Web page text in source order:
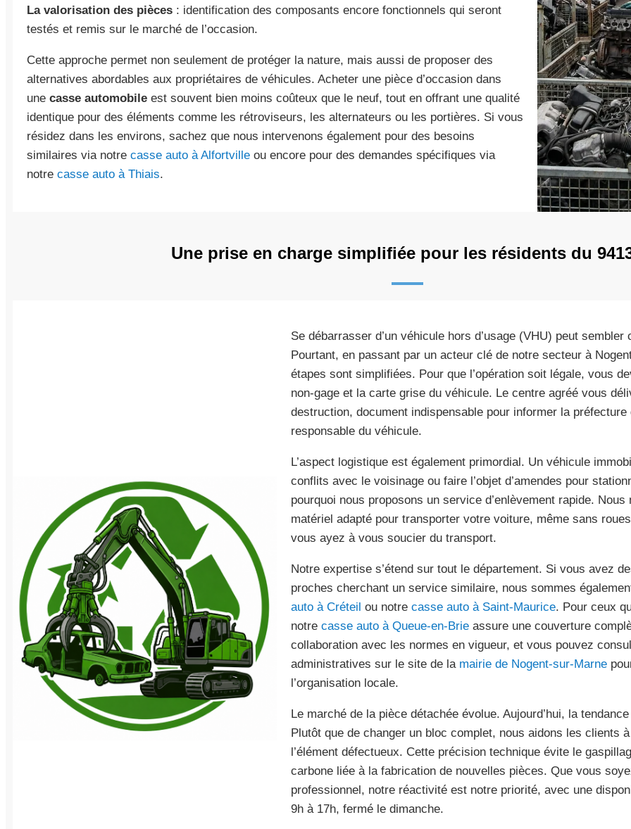
La valorisation des pièces : identification des composants encore fonctionnels qui seront
testés et remis sur le marché de l’occasion.
Cette approche permet non seulement de protéger la nature, mais aussi de proposer des
alternatives abordables aux propriétaires de véhicules. Acheter une pièce d’occasion dans
une casse automobile est souvent bien moins coûteux que le neuf, tout en offrant une qualité
identique pour des éléments comme les rétroviseurs, les alternateurs ou les portières. Si vous
résidez dans les environs, sachez que nous intervenons également pour des besoins
similaires via notre casse auto à Alfortville ou encore pour des demandes spécifiques via
notre casse auto à Thiais.
Une prise en charge simplifiée pour les résidents du
Se débarrasser d’un véhicule hors d’usage (VHU) peut
Pourtant, en passant par un acteur clé de notre secteur à
étapes sont simplifiées. Pour que l’opération soit légale, vous
non-gage et la carte grise du véhicule. Le centre agréé vous
destruction, document indispensable pour informer la préfecture
responsable du véhicule.
L’aspect logistique est également primordial. Un véhicule
conflits avec le voisinage ou faire l’objet d’amendes pour
pourquoi nous proposons un service d’enlèvement rapide.
matériel adapté pour transporter votre voiture, même sans
vous ayez à vous soucier du transport.
Notre expertise s’étend sur tout le département. Si vous avez
proches cherchant un service similaire, nous sommes
auto à Créteil ou notre casse auto à Saint-Maurice. Pour ceux
notre casse auto à Queue-en-Brieassure une couverture
collaboration avec les normes en vigueur, et vous pouvez
administratives sur le site de la mairie de Nogent-sur-Marne
l’organisation locale.
Le marché de la pièce détachée évolue. Aujourd’hui, la
Plutôt que de changer un bloc complet, nous aidons les clients
l’élément défectueux. Cette précision technique évite le
carbone liée à la fabrication de nouvelles pièces. Que vous
professionnel, notre réactivité est notre priorité, avec une
9h à 17h, fermé le dimanche.